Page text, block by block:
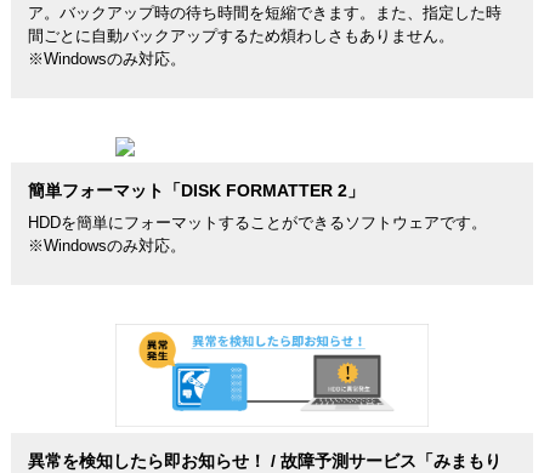
ア。バックアップ時の待ち時間を短縮できます。また、指定した時
間ごとに自動バックアップするため煩わしさもありません。
※Windowsのみ対応。
簡単フォーマット「DISK FORMATTER 2」
HDDを簡単にフォーマットすることができるソフトウェアです。
※Windowsのみ対応。
異常を検知したら即お知らせ！ / 故障予測サービス「みまもり